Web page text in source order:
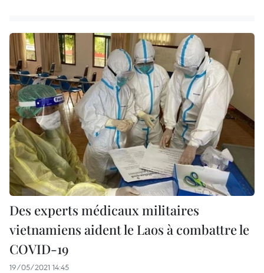
Des experts médicaux militaires
vietnamiens aident le Laos à combattre le
COVID-19
19/05/2021 14:45